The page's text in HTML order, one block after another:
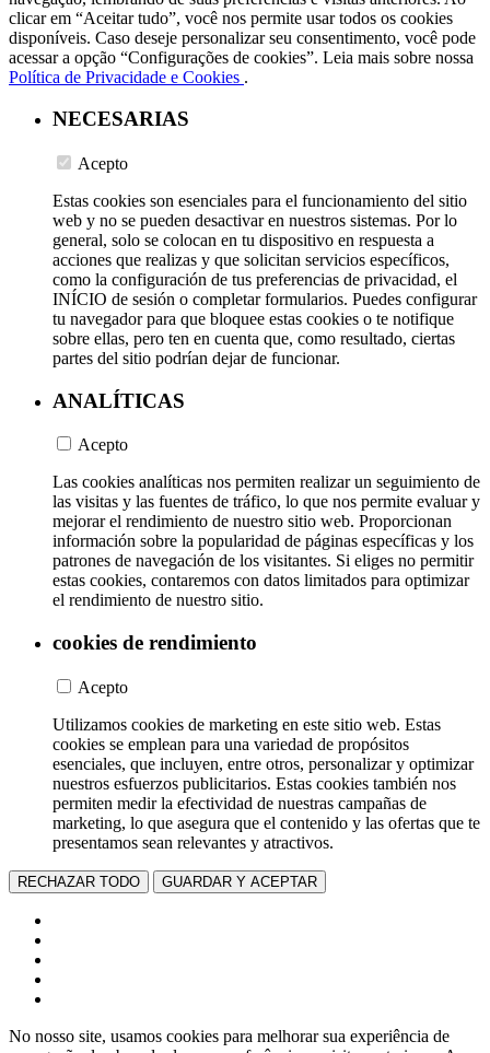
clicar em “Aceitar tudo”, você nos permite usar todos os cookies
disponíveis. Caso deseje personalizar seu consentimento, você pode
acessar a opção “Configurações de cookies”. Leia mais sobre nossa
Política de Privacidade e Cookies .
NECESARIAS
Acepto
Estas cookies son esenciales para el funcionamiento del sitio
web y no se pueden desactivar en nuestros sistemas. Por lo
general, solo se colocan en tu dispositivo en respuesta a
acciones que realizas y que solicitan servicios específicos,
como la configuración de tus preferencias de privacidad, el
INÍCIO de sesión o completar formularios. Puedes configurar
tu navegador para que bloquee estas cookies o te notifique
sobre ellas, pero ten en cuenta que, como resultado, ciertas
partes del sitio podrían dejar de funcionar.
ANALÍTICAS
Acepto
Las cookies analíticas nos permiten realizar un seguimiento de
las visitas y las fuentes de tráfico, lo que nos permite evaluar y
mejorar el rendimiento de nuestro sitio web. Proporcionan
información sobre la popularidad de páginas específicas y los
patrones de navegación de los visitantes. Si eliges no permitir
estas cookies, contaremos con datos limitados para optimizar
el rendimiento de nuestro sitio.
cookies de rendimiento
Acepto
Utilizamos cookies de marketing en este sitio web. Estas
cookies se emplean para una variedad de propósitos
esenciales, que incluyen, entre otros, personalizar y optimizar
nuestros esfuerzos publicitarios. Estas cookies también nos
permiten medir la efectividad de nuestras campañas de
marketing, lo que asegura que el contenido y las ofertas que te
presentamos sean relevantes y atractivos.
RECHAZAR TODO GUARDAR Y ACEPTAR
No nosso site, usamos cookies para melhorar sua experiência de